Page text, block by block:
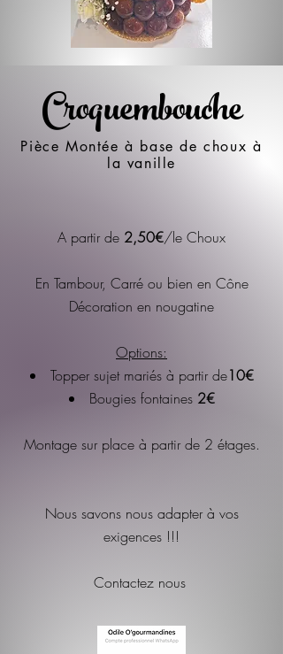
Croquembouche
Pièce Montée à base de choux à
la vanille
A partir de 2,50€/le Choux
En Tambour, Carré ou bien en Cône
Décoration en nougatine
Options:
Topper sujet mariés à partir de10€
Bougies fontaines 2€
Montage sur place à partir de 2 étages.
Nous savons nous adapter à vos
exigences !!!
Contactez nous